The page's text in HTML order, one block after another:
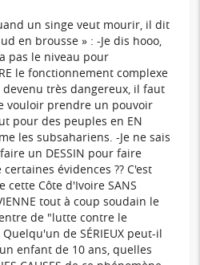
un singe veut mourir, il dit
en brousse » : -Je dis hooo,
pas le niveau pour
le fonctionnement complexe
très dangereux, il faut
vouloir prendre un pouvoir
pour des peuples en EN
les subsahariens. -Je ne sais
un DESSIN pour faire
évidences ?? C'est
cette Côte d'Ivoire SANS
tout à coup soudain le
de "lutte contre le
de SÉRIEUX peut-il
enfant de 10 ans, quelles